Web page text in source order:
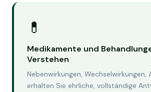
💊
Medikamente und
Verstehen
Nebenwirkungen,
erhalten Sie ehrliche, vollständige